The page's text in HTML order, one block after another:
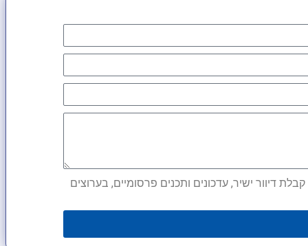
דיוור ישיר, עדכונים ותכנים פרסומיים, בערוצים